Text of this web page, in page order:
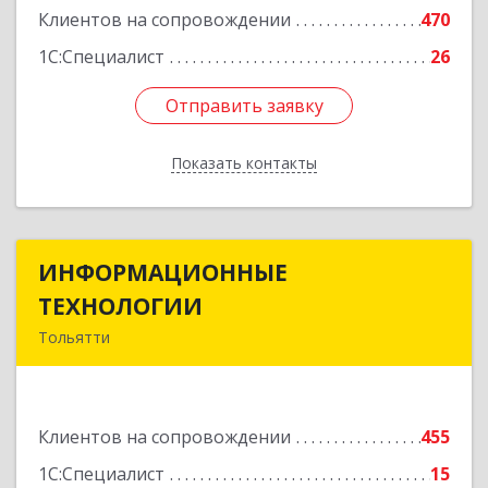
Клиентов на сопровождении
470
1С:Специалист
26
Отправить заявку
Показать контакты
Отправить заявку
Назад
ИНФОРМАЦИОННЫЕ
ТЕХНОЛОГИИ
Тольятти
Клиентов на сопровождении
455
1С:Специалист
15
ИНФОРМАЦИОННЫЕ
Подробнее